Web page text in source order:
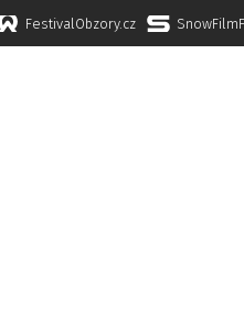
FestivalObzory.cz